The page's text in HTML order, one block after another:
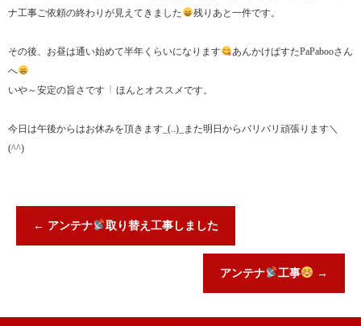
ナ工事ご依頼の終わりが見えてきました
残りあと一件です。
その後、お昼は通い始めて半年くらいになります
あんかけぱすたPaPabooさん
へ
いや～安定の旨さです
ほんとオススメです。
今日は午後からはお休みを頂きます_(..)_また明日からバリバリ頑張ります＼
(^^)
← アンテナ 取り替え工事しました
アンテナ 工事 →